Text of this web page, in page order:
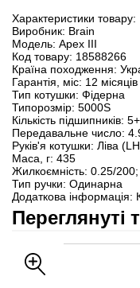
Характеристики товару:
Виробник: Brain
Модель: Apex III
Код товару: 18588266
Країна походження:
Гарантія, міс: 12 місяців
Тип котушки: Фідерна
Типорозмір: 5000S
Кількість підшипників:
Передавальне число:
Руків'я котушки: Ліва
Маса, г: 435
Жилкоємність: 0.25/
Тип ручки: Одинарна
Додаткова інформація:
Переглянуті